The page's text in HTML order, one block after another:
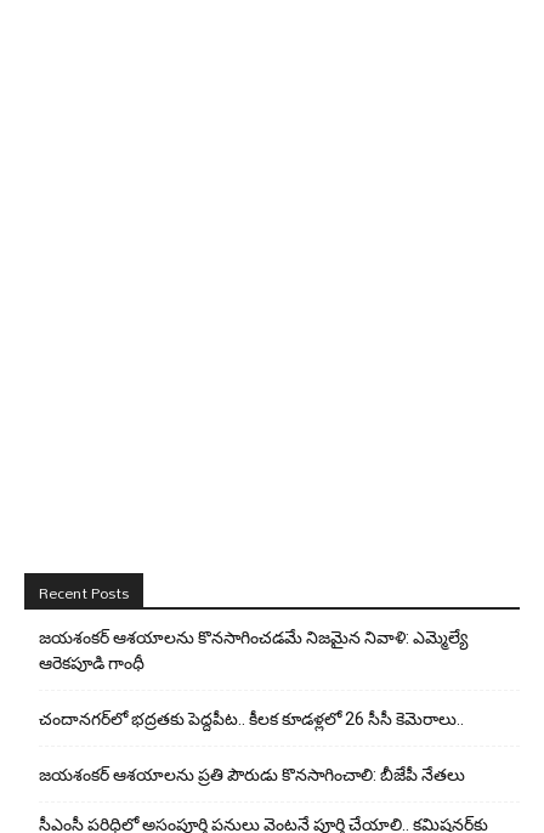
Recent Posts
జయశంకర్ ఆశయాలను కొనసాగించడమే నిజమైన నివాళి: ఎమ్మెల్యే
ఆరెక‌పూడి గాంధీ
చందానగర్‌లో భద్రతకు పెద్దపీట.. కీలక కూడళ్లలో 26 సీసీ కెమెరాలు..
జయశంకర్ ఆశయాలను ప్రతి పౌరుడు కొనసాగించాలి: బీజేపీ నేతలు
సీఎంసీ పరిధిలో అసంపూర్తి పనులు వెంటనే పూర్తి చేయాలి.. కమిషనర్‌కు